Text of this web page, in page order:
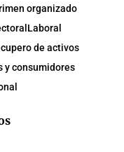
organizado
Laboral
de activos
y consumidores